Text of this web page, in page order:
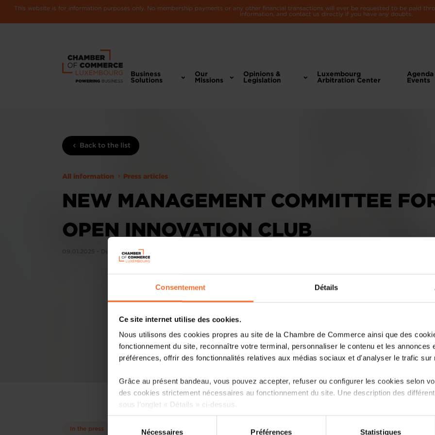
Consentement Détails
Ce site internet utilise des cookies.
Nous utilisons des cookies propres au site de la Chambre de Commerce ainsi que des
fonctionnement du site, reconnaître votre terminal, personnaliser le contenu et les annonces
préférences, offrir des fonctionnalités relatives aux médias sociaux et d'analyser le trafic sur
Grâce au présent bandeau, vous pouvez accepter, refuser ou configurer les cookies selon
des cookies strictement nécessaires au fonctionnement du site. Une description des
sous l’onglet « Détails » ci-dessus.
Il est précisé que la navigation sur le site et certaines fonctionnalités (ex : lecture de vidéos,
Nécessaires Préférences Statistiques
This website is for information purposes only. No membership payments or any other financial transactions will ever be requested to be paid
information, and contact us directly if you have any doubts.
Business
Solutions
Our
Missions
Opinions &
Legislation
Luxembourg
Arbitration Center
Agenda
Events
Back to the list
All information Press articles
NEW MANAGEMENT COMMITTEE
OPEN INNOVATION CLUB
In the press
On Thursday, the House of Startups
management committee of the
The new management team of the
was unveiled on Thursday 9 January
Comprising six new members, the
“innovation leaders [who] play a key
programme, responding to the
fostering meaningful collaboration